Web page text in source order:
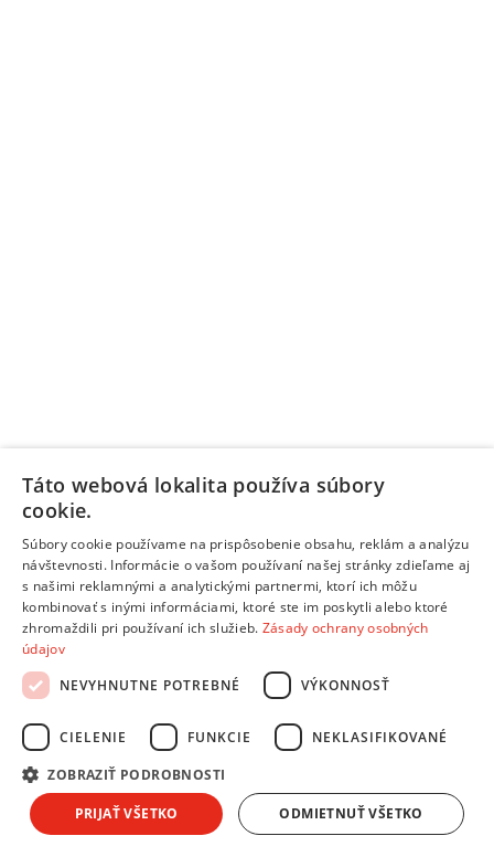
Informačný list výrobku
Pridať do košíka
Porovnať
233406
Android & Google TV
Táto webová lokalita používa súbory
cookie.
Súbory cookie používame na prispôsobenie obsahu, reklám a analýzu
návštevnosti. Informácie o vašom používaní našej stránky zdieľame aj
s našimi reklamnými a analytickými partnermi, ktorí ich môžu
kombinovať s inými informáciami, ktoré ste im poskytli alebo ktoré
zhromaždili pri používaní ich služieb. Zásady ochrany osobných
údajov
NEVYHNUTNE POTREBNÉ
VÝKONNOSŤ
CIELENIE FUNKCIE NEKLASIFIKOVANÉ
ZOBRAZIŤ PODROBNOSTI
PRIJAŤ VŠETKO ODMIETNUŤ VŠETKO